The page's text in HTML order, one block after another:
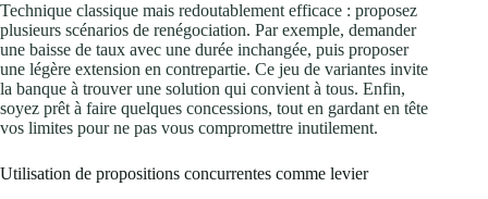
Technique classique mais redoutablement efficace : proposez
plusieurs scénarios de renégociation. Par exemple, demander
une baisse de taux avec une durée inchangée, puis proposer
une légère extension en contrepartie. Ce jeu de variantes invite
la banque à trouver une solution qui convient à tous. Enfin,
soyez prêt à faire quelques concessions, tout en gardant en tête
vos limites pour ne pas vous compromettre inutilement.
Utilisation de propositions concurrentes comme levier